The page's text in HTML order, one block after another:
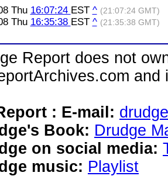
Thu 16:07:24 EST ^ (21:07:24 GMT)
Thu 16:35:38 EST ^ (21:35:38 GMT)
Report does not
: E-mail:
Book: Drudge
on social media:
music: Playlist